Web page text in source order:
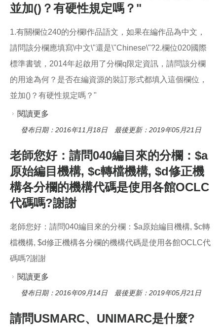
並加()？有硬性規定嗎？"
1.有關欄位240的分欄l作品語文，如果在編作品為中文，
請問該分欄應填寫\中文\"還是\"Chinese\"?2.欄位020國際
標準書號，2014年起啟用了分欄q限定資訊，請問該分欄
的用途為何？是否在編資源的裝訂形式都填入這個欄位，
並加()？有硬性規定嗎？"
閱讀更多
品為中文，請問該分欄應填寫\中文\"還是
啟用了分欄q限定資訊，請問該分欄的用途為何？
是否在編資源的裝訂形式都填入這個欄位，並加
()？有硬性規定嗎？"
發布日期：2016年11月18日 最後更新：2019年05月21日
老師您好：請問040編目來的分欄：$a
原始編目機構, $c轉檔機構, $d修正機
構各分欄的機構代碼是使用各館OCLC
代碼嗎?謝謝
老師您好：請問040編目來的分欄：$a原始編目機構, $c轉
檔機構, $d修正機構各分欄的機構代碼是使用各館OCLC代
碼嗎?謝謝
閱讀更多
目機構, $c轉檔機構, $d修正機構各分欄的機構代
發布日期：2016年09月14日 最後更新：2019年05月21日
請問USMARC、UNIMARC是什麼?